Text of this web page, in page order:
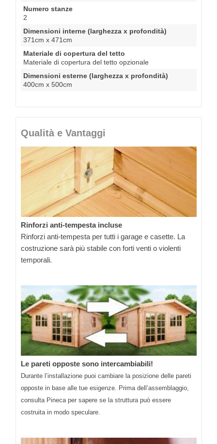
Numero stanze
2
Dimensioni interne (larghezza x profondità)
371cm x 471cm
Materiale di copertura del tetto
Materiale di copertura del tetto opzionale
Dimensioni esterne (larghezza x profondità)
400cm x 500cm
Qualità e Vantaggi
Rinforzi anti-tempesta incluse
Rinforzi anti-tempesta per tutti i garage e casette. La
costruzione sarà più stabile con forti venti o violenti
temporali.
Le pareti opposte sono intercambiabili!
Durante l’installazione puoi cambiare la posizione delle pareti
opposte in base alle tue esigenze. Prima dell’assemblaggio,
consulta Pineca per sapere se la struttura può essere
costruita in modo speculare.